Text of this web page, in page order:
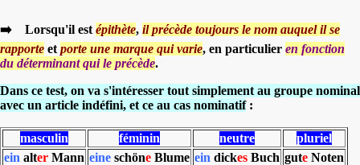
➡️ Lorsqu'il est épithète, il précède toujours le nom auquel il se
rapporte et porte une marque qui varie, en particulier en fonction
du déterminant qui le précède.
Dans ce test, on va s'intéresser tout simplement au groupe nominal
avec un article indéfini, et ce au cas nominatif:
masculin féminin neutre
pluriel
ein alter Mann eine schöne Blume ein dickes Buch gute Noten